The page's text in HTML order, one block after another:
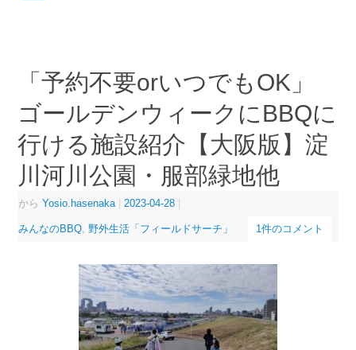
「予約不要orいつでもOK」
ゴールデンウィークにBBQに
行ける施設紹介【大阪版】淀
川河川公園・服部緑地他
から Yosio.hasenaka | 2023-04-28 |
みんなのBBQ, 野外生活「フィールドサーチ」 1件のコメント